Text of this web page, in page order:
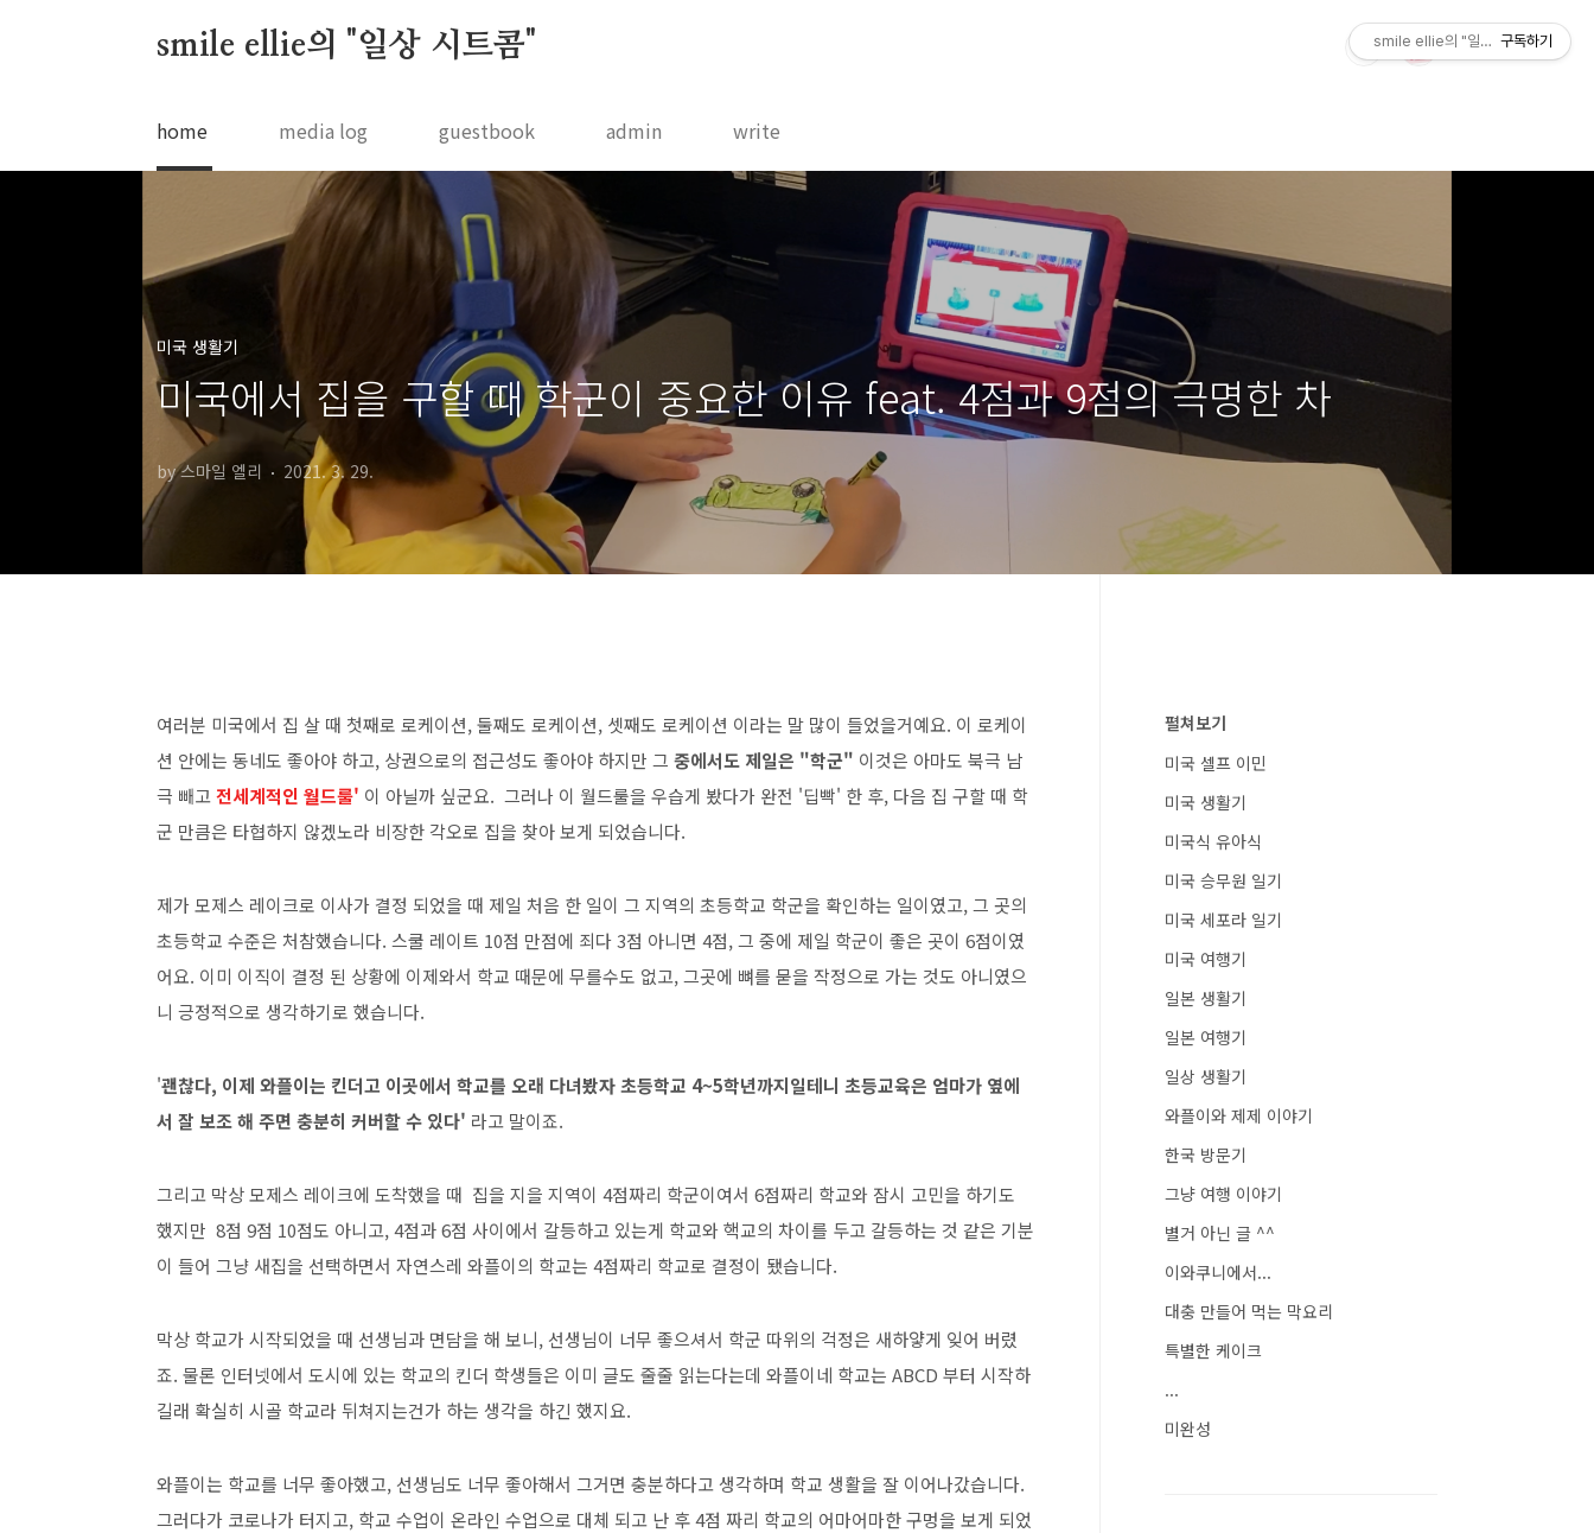
smile ellie의 "일상 시트콤"
home media log guestbook admin write
미국 생활기
미국에서 집을 구할 때 학군이 중요한 이유 feat. 4점과 9점의 극명한 차
by 스마일 엘리 2021. 3. 29.
여러분 미국에서 집 살 때 첫째로 로케이션, 둘째도 로케이션, 셋째도 로케이션 이라는 말 많이 들었을거예요. 이 로케이
션 안에는 동네도 좋아야 하고, 상권으로의 접근성도 좋아야 하지만 그 중에서도 제일은 "학군" 이것은 아마도 북극 남
극 빼고전세계적인 월드룰' 이 아닐까 싶군요. 그러나 이 월드룰을 우습게 봤다가 완전 '딥빡' 한 후, 다음 집 구할 때 학
군 만큼은 타협하지 않겠노라 비장한 각오로 집을 찾아 보게 되었습니다.
제가 모제스 레이크로 이사가 결정 되었을 때 제일 처음 한 일이 그 지역의 초등학교 학군을 확인하는 일이였고, 그 곳의
초등학교 수준은 처참했습니다. 스쿨 레이트 10점 만점에 죄다 3점 아니면 4점, 그 중에 제일 학군이 좋은 곳이 6점이였
어요. 이미 이직이 결정 된 상황에 이제와서 학교 때문에 무를수도 없고, 그곳에 뼈를 묻을 작정으로 가는 것도 아니였으
니 긍정적으로 생각하기로 했습니다.
'괜찮다, 이제 와플이는 킨더고 이곳에서 학교를 오래 다녀봤자 초등학교 4~5학년까지일테니 초등교육은 엄마가 옆에
서 잘 보조 해 주면 충분히 커버할 수 있다' 라고 말이죠.
그리고 막상 모제스 레이크에 도착했을 때 집을 지을 지역이 4점짜리 학군이여서 6점짜리 학교와 잠시 고민을 하기도
했지만 8점 9점 10점도 아니고, 4점과 6점 사이에서 갈등하고 있는게 학교와 핵교의 차이를 두고 갈등하는 것 같은 기분
이 들어 그냥 새집을 선택하면서 자연스레 와플이의 학교는 4점짜리 학교로 결정이 됐습니다.
막상 학교가 시작되었을 때 선생님과 면담을 해 보니, 선생님이 너무 좋으셔서 학군 따위의 걱정은 새하얗게 잊어 버렸
죠. 물론 인터넷에서 도시에 있는 학교의 킨더 학생들은 이미 글도 줄줄 읽는다는데 와플이네 학교는 ABCD 부터 시작하
길래 확실히 시골 학교라 뒤쳐지는건가 하는 생각을 하긴 했지요.
와플이는 학교를 너무 좋아했고, 선생님도 너무 좋아해서 그거면 충분하다고 생각하며 학교 생활을 잘 이어나갔습니다.
그러다가 코로나가 터지고, 학교 수업이 온라인 수업으로 대체 되고 난 후 4점 짜리 학교의 어마어마한 구멍을 보게 되었
펼쳐보기
미국 셀프 이민
미국 생활기
미국식 유아식
미국 승무원 일기
미국 세포라 일기
미국 여행기
일본 생활기
일본 여행기
일상 생활기
와플이와 제제 이야기
한국 방문기
그냥 여행 이야기
별거 아닌 글 ^^
이와쿠니에서...
대충 만들어 먹는 막요리
특별한 케이크
...
미완성
smile ellie의 "일상 시트콤"
구독하기